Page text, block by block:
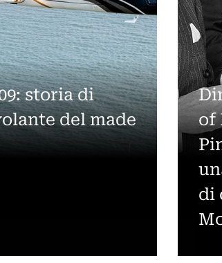
storia di
del made
of
di